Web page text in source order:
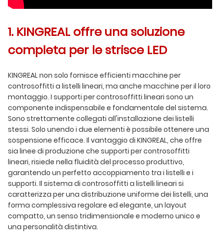
1. KINGREAL offre una soluzione
completa per le strisce LED
KINGREAL non solo fornisce efficienti macchine per
controsoffitti a listelli lineari, ma anche macchine per il loro
montaggio. I supporti per controsoffitti lineari sono un
componente indispensabile e fondamentale del sistema.
Sono strettamente collegati all'installazione dei listelli
stessi. Solo unendo i due elementi è possibile ottenere una
sospensione efficace. Il vantaggio di KINGREAL, che offre
sia linee di produzione che supporti per controsoffitti
lineari, risiede nella fluidità del processo produttivo,
garantendo un perfetto accoppiamento tra i listelli e i
supporti. Il sistema di controsoffitti a listelli lineari si
caratterizza per una distribuzione uniforme dei listelli, una
forma complessiva regolare ed elegante, un layout
compatto, un senso tridimensionale e moderno unico e
una personalità distintiva.